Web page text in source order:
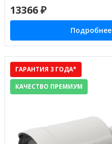
13366 ₽
Подробнее
ГАРАНТИЯ 3 ГОДА*
КАЧЕСТВО ПРЕМИУМ